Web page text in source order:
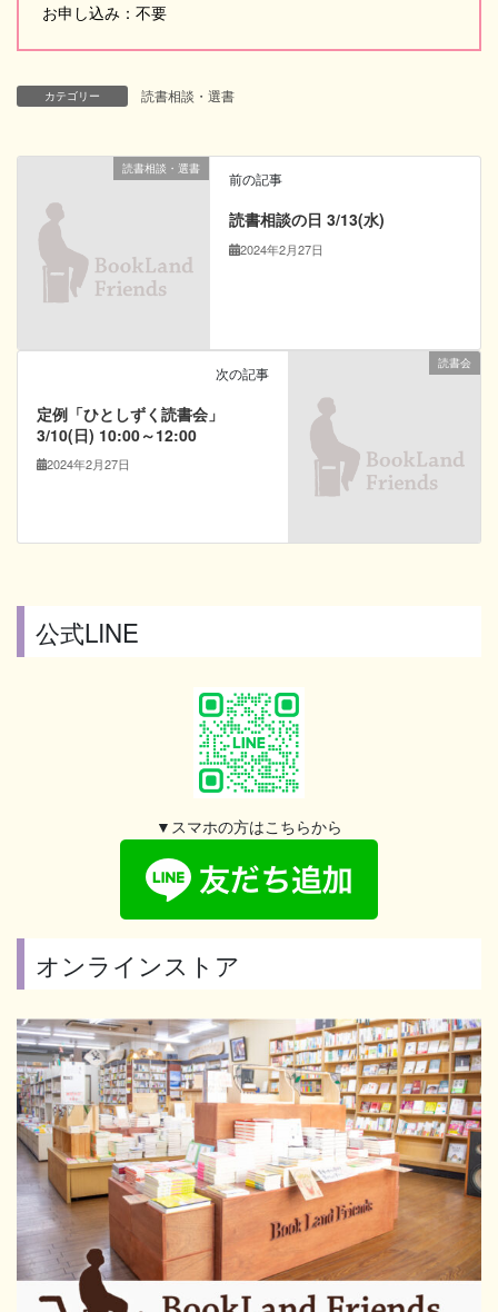
お申し込み：不要
カテゴリー 読書相談・選書
読書相談・選書
前の記事
読書相談の日 3/13(水)
2024年2月27日
読書会
次の記事
定例「ひとしずく読書会」
3/10(日) 10:00～12:00
2024年2月27日
公式LINE
▼スマホの方はこちらから
オンラインストア